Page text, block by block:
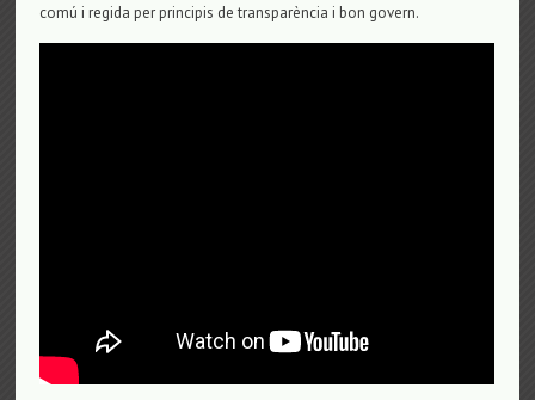
comú i regida per principis de transparència i bon govern.